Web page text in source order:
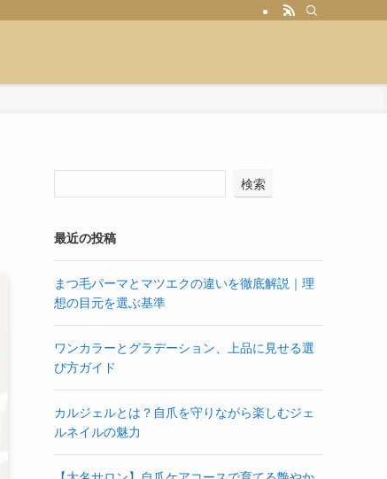
検索
最近の投稿
まつ毛パーマとマツエクの違いを徹底解説｜理
想の目元を選ぶ基準
ワンカラーとグラデーション、上品に見せる選
び方ガイド
カルジェルとは？自爪を守りながら楽しむジェ
ルネイルの魅力